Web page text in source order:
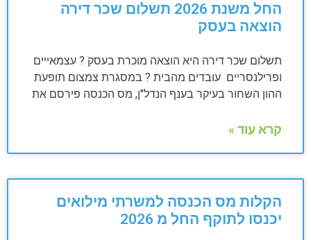
החל משנת 2026 תשלום שכר דירה
הוצאה בעסק
תשלום שכר דירה היא הוצאה מוכרת בעסק ? עצמאייים
ופרילנסריים עובדים מהבית ? במסגרת צמצום תופעת
ההון השחור בעיקר בענף הנדל"ן, מס הכנסה פירסם את
קרא עוד »
הקלות מס הכנסה למשרתי מילואים
יכנסו לתוקף החל מ 2026